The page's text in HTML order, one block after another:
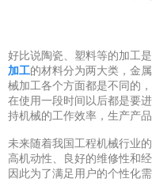
好比说陶瓷、塑料等的加工
加工的材料分为两大类，金
械加工各个方面都是不同的
在使用一段时间以后都是要
持机械的工作效率，生产产品
未来随着我国工程机械行业
高机动性、良好的维修性和
因此为了满足用户的个性化